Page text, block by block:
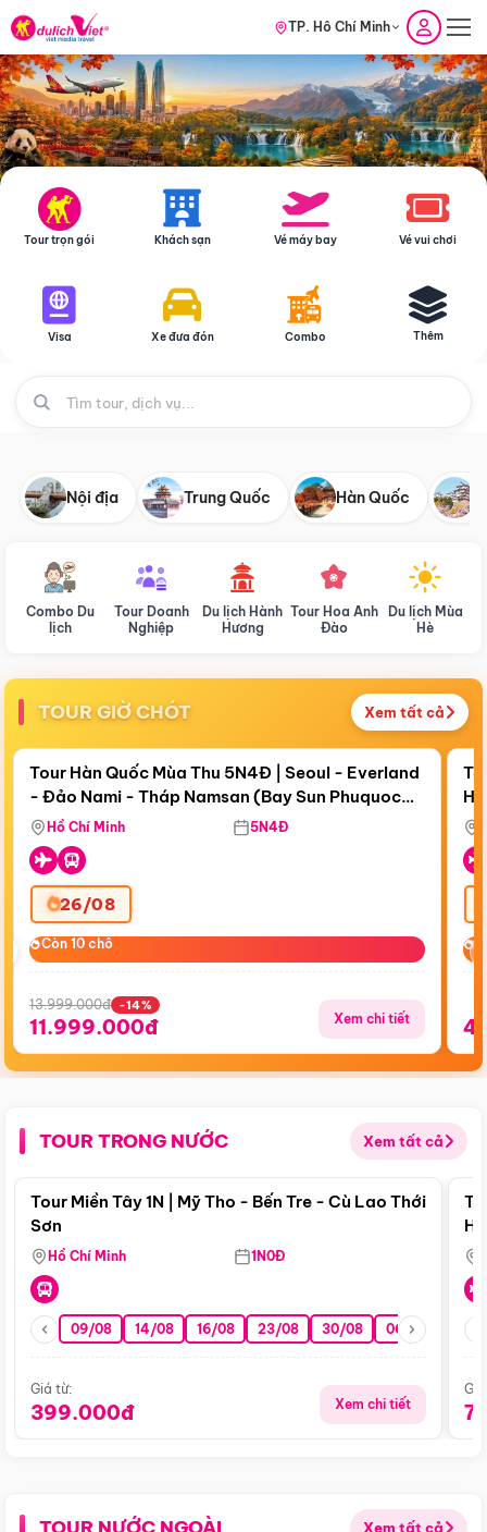
TP. Hồ Chí Minh
Tour trọn gói Khách sạn Vé máy bay Vé vui chơi
Visa Xe đưa đón Combo Thêm
Nội địa Trung Quốc Hàn Quốc
Combo Du
lịch
Tour Doanh
Nghiệp
Du lịch Hành
Hương
Tour Hoa Anh
Đào
Du lịch Mùa
Hè
TOUR GIỜ CHÓT Xem tất cả
Còn19 ngày 09:56:27
Điểm nổi bật
Tour Hàn Quốc Mùa Thu 5N4Đ | Seoul - Everland
- Đảo Nami - Tháp Namsan (Bay Sun Phuquoc
Airways)
Hồ Chí Minh 5N4Đ
26/08
Còn 10 chỗ
Còn 10 chỗ
13.999.000đ -14%
11.999.000đ Xem chi tiết
TOUR TRONG NƯỚC Xem tất cả
Điểm nổi bật
Tour Miền Tây 1N | Mỹ Tho - Bến Tre - Cù Lao Thới
Sơn
Hồ Chí Minh 1N0Đ
09/08 14/08 16/08 23/08 30/08 06/09 13/09
Giá từ:
399.000đ Xem chi tiết
Xem tất cả